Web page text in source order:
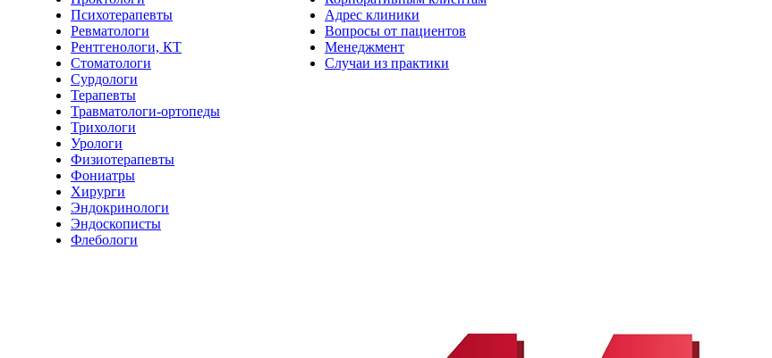
Психотерапевты
Ревматологи
Рентгенологи, КТ
Стоматологи
Сурдологи
Терапевты
Травматологи-ортопеды
Трихологи
Урологи
Физиотерапевты
Фониатры
Хирурги
Эндокринологи
Эндоскописты
Флебологи
Адрес клиники
Вопросы от пациентов
Менеджмент
Случаи из практики